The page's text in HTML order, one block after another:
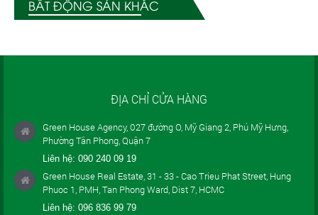
BẤT ĐỘNG SẢN KHÁC
ĐỊA CHỈ CỬA HÀNG
Green House Agency, 027 đường O, Mỹ Giang 2, Phú Mỹ Hưng,
Phường Tân Phong, Quận 7
Liên hệ: 090 240 09 19
Green House Real Estate, 31 - 33 - Cao Trieu Phat Street, Hung
Phuoc 1, PMH, Tan Phong Ward, Dist 7, HCMC
Liên hệ: 096 836 99 79